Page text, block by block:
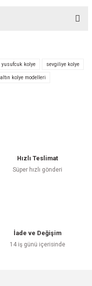
yapın!
yusufcuk kolye sevgiliye kolye
altın kolye modelleri
Hızlı Teslimat
Süper hızlı gönderi
İade ve Değişim
14 iş günü içerisinde